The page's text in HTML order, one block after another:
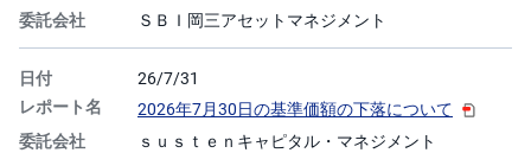
ィ
・
ト
ー
ク
ン
)
ＳＢＩ岡三アセットマネジメント
26/7/31
2026年7月30日の基準価額の下落について
ｓｕｓｔｅｎキャピタル・マネジメント